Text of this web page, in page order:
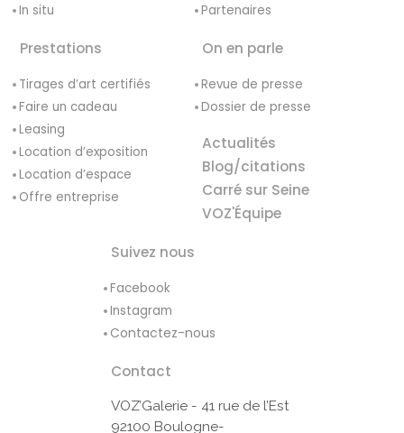
In situ
Partenaires
Prestations
Tirages d’art certifiés
Faire un cadeau
Leasing
Location d’exposition
Location d’espace
Offre entreprise
On en parle
Revue de presse
Dossier de presse
Actualités
Blog/citations
Carré sur Seine
VOZ'Équipe
Suivez nous
Facebook
Instagram
Contactez-nous
Contact
VOZ’Galerie - 41 rue de l’Est
92100 Boulogne-